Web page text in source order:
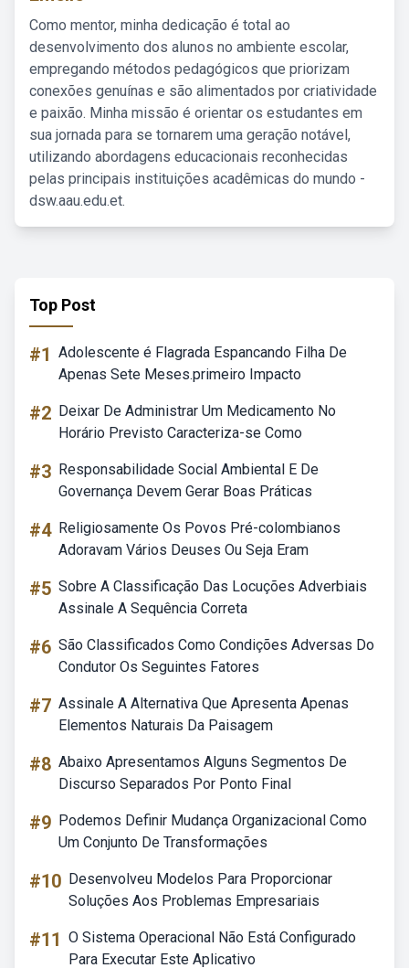
Como mentor, minha dedicação é total ao
desenvolvimento dos alunos no ambiente escolar,
empregando métodos pedagógicos que priorizam
conexões genuínas e são alimentados por criatividade
e paixão. Minha missão é orientar os estudantes em
sua jornada para se tornarem uma geração notável,
utilizando abordagens educacionais reconhecidas
pelas principais instituições acadêmicas do mundo -
dsw.aau.edu.et.
Top Post
#1 Adolescente é Flagrada Espancando Filha De
Apenas Sete Meses.primeiro Impacto
#2 Deixar De Administrar Um Medicamento No
Horário Previsto Caracteriza-se Como
#3 Responsabilidade Social Ambiental E De
Governança Devem Gerar Boas Práticas
#4 Religiosamente Os Povos Pré-colombianos
Adoravam Vários Deuses Ou Seja Eram
#5 Sobre A Classificação Das Locuções Adverbiais
Assinale A Sequência Correta
#6 São Classificados Como Condições Adversas Do
Condutor Os Seguintes Fatores
#7 Assinale A Alternativa Que Apresenta Apenas
Elementos Naturais Da Paisagem
#8 Abaixo Apresentamos Alguns Segmentos De
Discurso Separados Por Ponto Final
#9 Podemos Definir Mudança Organizacional Como
Um Conjunto De Transformações
#10 Desenvolveu Modelos Para Proporcionar
Soluções Aos Problemas Empresariais
#11 O Sistema Operacional Não Está Configurado
Para Executar Este Aplicativo